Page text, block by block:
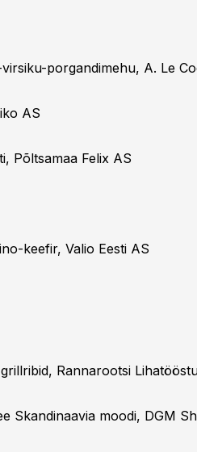
porgandimehu, A. Le
AS
Põltsamaa Felix AS
keefir, Valio Eesti AS
Rannarootsi
Skandinaavia moodi, DGM